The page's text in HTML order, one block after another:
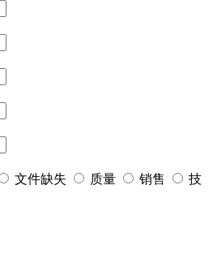
文件缺失 质量 销售
技